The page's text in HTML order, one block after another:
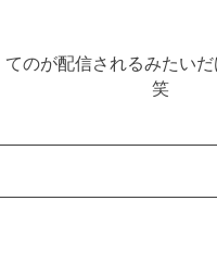
のが配信されるみたい
笑